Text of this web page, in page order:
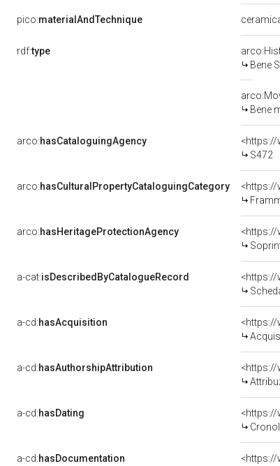
pico:materialAndTechnique
rdf:type
Bene
Bene
arco:hasCataloguingAgency
S472
arco:hasCulturalPropertyCataloguingCategory
arco:hasHeritageProtectionAgency
a-cat:isDescribedByCatalogueRecord
a-cd:hasAcquisition
a-cd:hasAuthorshipAttribution
a-cd:hasDating
a-cd:hasDocumentation